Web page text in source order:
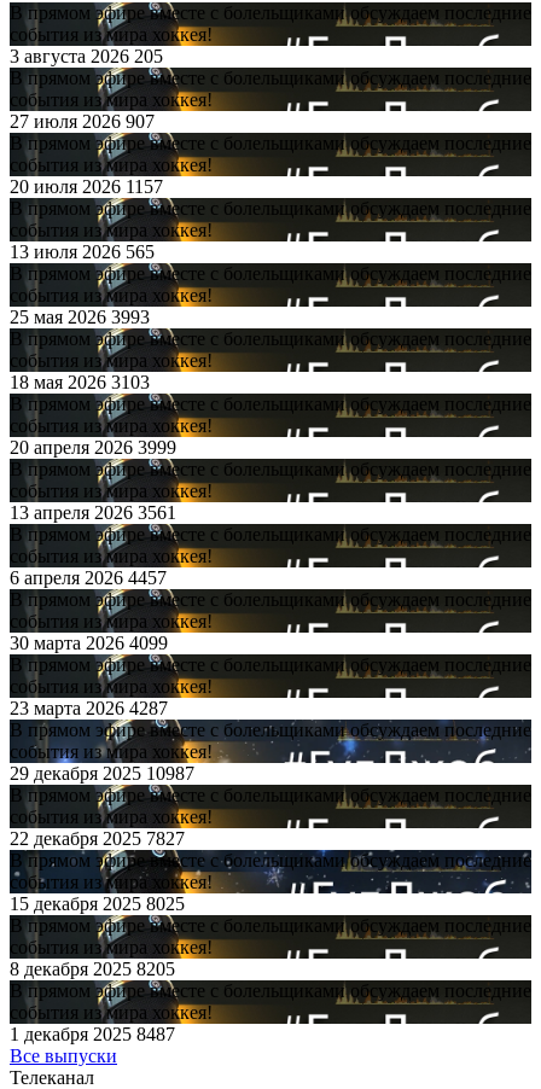
В прямом эфире вместе с болельщиками обсуждаем последние
события из мира хоккея!
3 августа 2026 205
В прямом эфире вместе с болельщиками обсуждаем последние
события из мира хоккея!
27 июля 2026 907
В прямом эфире вместе с болельщиками обсуждаем последние
события из мира хоккея!
20 июля 2026 1157
В прямом эфире вместе с болельщиками обсуждаем последние
события из мира хоккея!
13 июля 2026 565
В прямом эфире вместе с болельщиками обсуждаем последние
события из мира хоккея!
25 мая 2026 3993
В прямом эфире вместе с болельщиками обсуждаем последние
события из мира хоккея!
18 мая 2026 3103
В прямом эфире вместе с болельщиками обсуждаем последние
события из мира хоккея!
20 апреля 2026 3999
В прямом эфире вместе с болельщиками обсуждаем последние
события из мира хоккея!
13 апреля 2026 3561
В прямом эфире вместе с болельщиками обсуждаем последние
события из мира хоккея!
6 апреля 2026 4457
В прямом эфире вместе с болельщиками обсуждаем последние
события из мира хоккея!
30 марта 2026 4099
В прямом эфире вместе с болельщиками обсуждаем последние
события из мира хоккея!
23 марта 2026 4287
В прямом эфире вместе с болельщиками обсуждаем последние
события из мира хоккея!
29 декабря 2025 10987
В прямом эфире вместе с болельщиками обсуждаем последние
события из мира хоккея!
22 декабря 2025 7827
В прямом эфире вместе с болельщиками обсуждаем последние
события из мира хоккея!
15 декабря 2025 8025
В прямом эфире вместе с болельщиками обсуждаем последние
события из мира хоккея!
8 декабря 2025 8205
В прямом эфире вместе с болельщиками обсуждаем последние
события из мира хоккея!
1 декабря 2025 8487
Все выпуски
Телеканал